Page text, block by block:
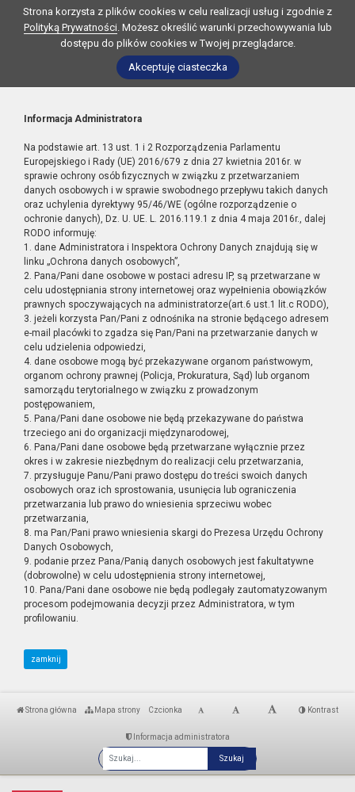
Strona korzysta z plików cookies w celu realizacji usług i zgodnie z
Polityką Prywatności. Możesz określić warunki przechowywania lub
dostępu do plików cookies w Twojej przeglądarce.
Akceptuję ciasteczka
Informacja Administratora
Na podstawie art. 13 ust. 1 i 2 Rozporządzenia Parlamentu
Europejskiego i Rady (UE) 2016/679 z dnia 27 kwietnia 2016r. w
sprawie ochrony osób fizycznych w związku z przetwarzaniem
danych osobowych i w sprawie swobodnego przepływu takich danych
oraz uchylenia dyrektywy 95/46/WE (ogólne rozporządzenie o
ochronie danych), Dz. U. UE. L. 2016.119.1 z dnia 4 maja 2016r., dalej
RODO informuję:
1. dane Administratora i Inspektora Ochrony Danych znajdują się w
linku „Ochrona danych osobowych”,
2. Pana/Pani dane osobowe w postaci adresu IP, są przetwarzane w
celu udostępniania strony internetowej oraz wypełnienia obowiązków
prawnych spoczywających na administratorze(art.6 ust.1 lit.c RODO),
3. jeżeli korzysta Pan/Pani z odnośnika na stronie będącego adresem
e-mail placówki to zgadza się Pan/Pani na przetwarzanie danych w
celu udzielenia odpowiedzi,
4. dane osobowe mogą być przekazywane organom państwowym,
organom ochrony prawnej (Policja, Prokuratura, Sąd) lub organom
samorządu terytorialnego w związku z prowadzonym
postępowaniem,
5. Pana/Pani dane osobowe nie będą przekazywane do państwa
trzeciego ani do organizacji międzynarodowej,
6. Pana/Pani dane osobowe będą przetwarzane wyłącznie przez
okres i w zakresie niezbędnym do realizacji celu przetwarzania,
7. przysługuje Panu/Pani prawo dostępu do treści swoich danych
osobowych oraz ich sprostowania, usunięcia lub ograniczenia
przetwarzania lub prawo do wniesienia sprzeciwu wobec
przetwarzania,
8. ma Pan/Pani prawo wniesienia skargi do Prezesa Urzędu Ochrony
Danych Osobowych,
9. podanie przez Pana/Panią danych osobowych jest fakultatywne
(dobrowolne) w celu udostępnienia strony internetowej,
10. Pana/Pani dane osobowe nie będą podlegały zautomatyzowanym
procesom podejmowania decyzji przez Administratora, w tym
profilowaniu.
zamknij
Strona główna Mapa strony Czcionka Kontrast
Informacja administratora
Fraza